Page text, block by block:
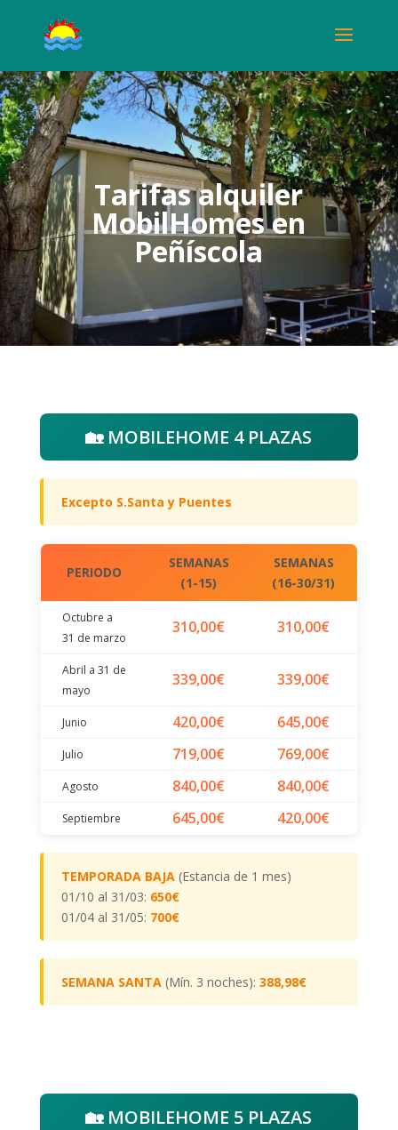
Tarifas alquiler
MobilHomes en
Peñíscola
🏡 MOBILEHOME 4 PLAZAS
Excepto S.Santa y Puentes
PERIODO
SEMANAS
(1-15)
SEMANAS
(16-30/31)
Octubre a
31 de marzo
310,00€ 310,00€
Abril a 31 de
mayo
339,00€ 339,00€
Junio 420,00€ 645,00€
Julio 719,00€ 769,00€
Agosto 840,00€ 840,00€
Septiembre 645,00€ 420,00€
TEMPORADA BAJA(Estancia de 1 mes)
01/10 al 31/03: 650€
01/04 al 31/05: 700€
SEMANA SANTA(Mín. 3 noches): 388,98€
🏡 MOBILEHOME 5 PLAZAS